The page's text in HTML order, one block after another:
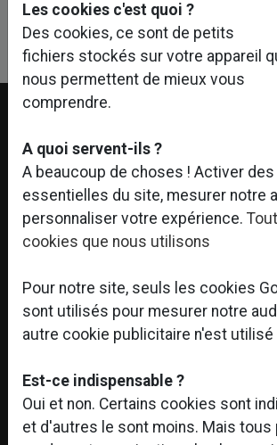
Linkedin Facebook
Les cookies c'est quoi ?
Des cookies, ce sont de petits
fichiers stockés sur votre appareil
nous permettent de mieux vous
comprendre.
A quoi servent-ils ?
A beaucoup de choses ! Activer
essentielles du site, mesurer notre
personnaliser votre expérience.
cookies que nous utilisons
Pour notre site, seuls les cookies
sont utilisés pour mesurer notre
autre cookie publicitaire n'est
Est-ce indispensable ?
Oui et non. Certains cookies sont
et d'autres le sont moins. Mais tous